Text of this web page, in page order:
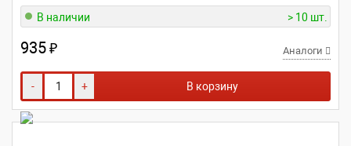
В наличии > 10 шт.
935₽ Аналоги
- + В корзину